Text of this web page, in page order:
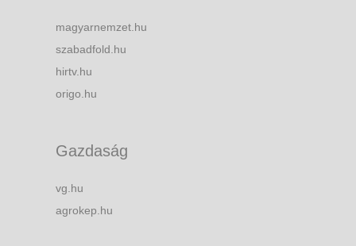
magyarnemzet.hu
szabadfold.hu
hirtv.hu
origo.hu
Gazdaság
vg.hu
agrokep.hu